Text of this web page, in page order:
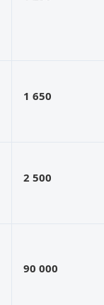
1 650
2 500
90 000